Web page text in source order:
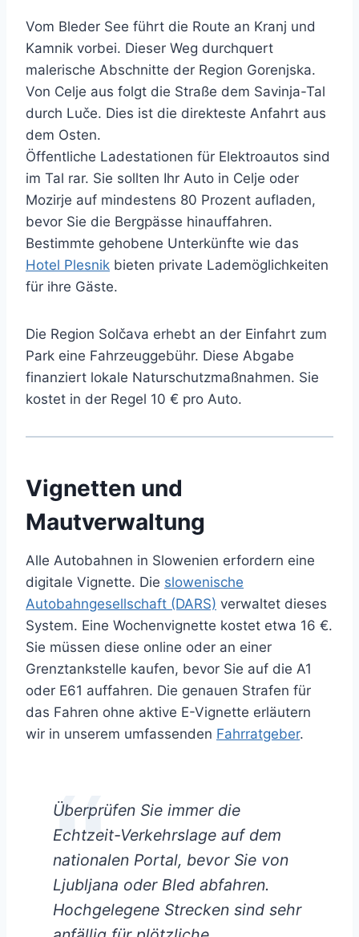
Vom Bleder See führt die Route an Kranj und
Kamnik vorbei. Dieser Weg durchquert
malerische Abschnitte der Region Gorenjska.
Von Celje aus folgt die Straße dem Savinja-Tal
durch Luče. Dies ist die direkteste Anfahrt aus
dem Osten.
Öffentliche Ladestationen für Elektroautos sind
im Tal rar. Sie sollten Ihr Auto in Celje oder
Mozirje auf mindestens 80 Prozent aufladen,
bevor Sie die Bergpässe hinauffahren.
Bestimmte gehobene Unterkünfte wie das
Hotel Plesnik bieten private Lademöglichkeiten
für ihre Gäste.
Die Region Solčava erhebt an der Einfahrt zum
Park eine Fahrzeuggebühr. Diese Abgabe
finanziert lokale Naturschutzmaßnahmen. Sie
kostet in der Regel 10 € pro Auto.
Vignetten und
Mautverwaltung
Alle Autobahnen in Slowenien erfordern eine
digitale Vignette. Die slowenische
Autobahngesellschaft (DARS) verwaltet dieses
System. Eine Wochenvignette kostet etwa 16 €.
Sie müssen diese online oder an einer
Grenztankstelle kaufen, bevor Sie auf die A1
oder E61 auffahren. Die genauen Strafen für
das Fahren ohne aktive E-Vignette erläutern
wir in unserem umfassenden Fahrratgeber.
Überprüfen Sie immer die
Echtzeit-Verkehrslage auf dem
nationalen Portal, bevor Sie von
Ljubljana oder Bled abfahren.
Hochgelegene Strecken sind sehr